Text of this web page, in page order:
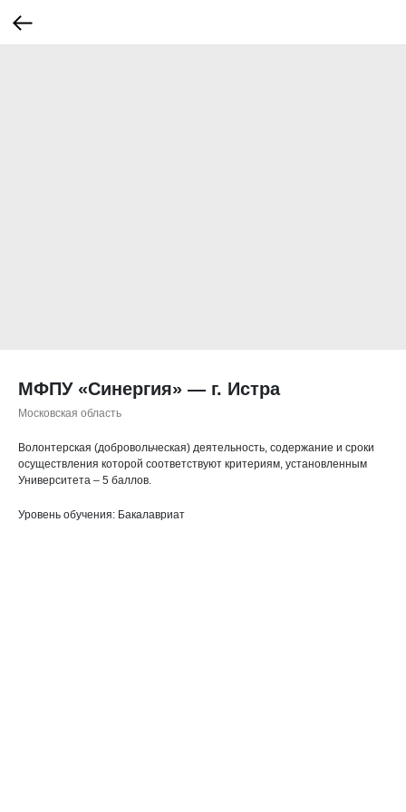
МФПУ «Синергия» — г. Истра
Московская область
Волонтерская (добровольческая) деятельность, содержание и сроки
осуществления которой соответствуют критериям, установленным
Университета – 5 баллов.
Уровень обучения: Бакалавриат